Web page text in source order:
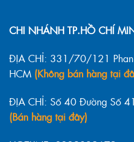
CHI NHÁNH TP.HỒ CHÍ
ĐỊA CHỈ: 331/70/121
HCM (Không bán hàng tại
ĐỊA CHỈ: Số 40 Đường Số
(Bán hàng tại đây)